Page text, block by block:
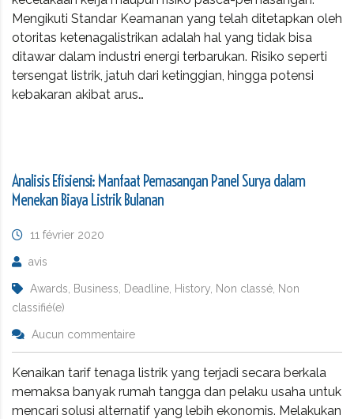
Mengikuti Standar Keamanan yang telah ditetapkan oleh
otoritas ketenagalistrikan adalah hal yang tidak bisa
ditawar dalam industri energi terbarukan. Risiko seperti
tersengat listrik, jatuh dari ketinggian, hingga potensi
kebakaran akibat arus…
Analisis Efisiensi: Manfaat Pemasangan Panel Surya dalam
Menekan Biaya Listrik Bulanan
11 février 2020
avis
Awards, Business, Deadline, History, Non classé, Non
classifié(e)
Aucun commentaire
Kenaikan tarif tenaga listrik yang terjadi secara berkala
memaksa banyak rumah tangga dan pelaku usaha untuk
mencari solusi alternatif yang lebih ekonomis. Melakukan